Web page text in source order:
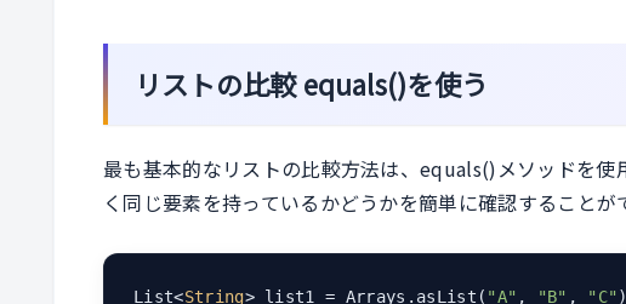
リストの比較 equals()を使う
最も基本的なリストの比較方法は、equals()メソッドを使
く同じ要素を持っているかどうかを簡単に確認することが
List<String> list1 = Arrays.asList( "A" , "B" , "C"